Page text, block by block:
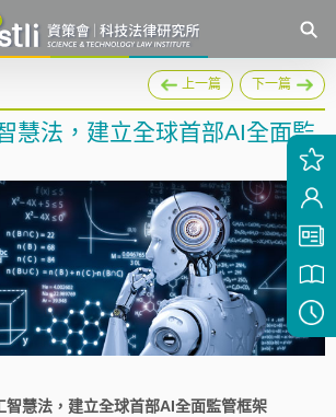
上一篇 下一篇
慧法，建立全球首部AI全面監
智慧法，建立全球首部AI全面監管框架